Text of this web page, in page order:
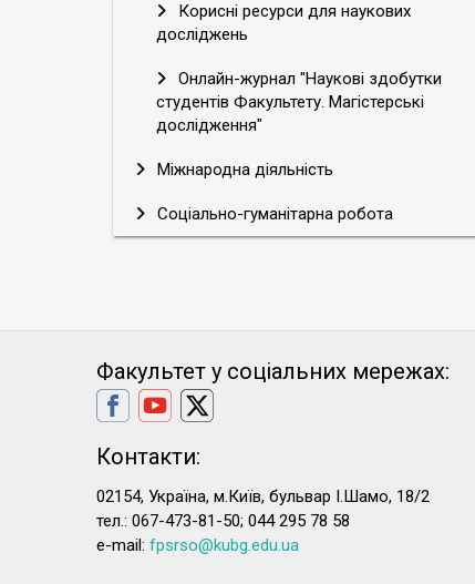
Корисні ресурси для наукових
досліджень
Онлайн-журнал "Наукові здобутки
студентів Факультету. Магістерські
дослідження"
Міжнародна діяльність
Соціально-гуманітарна робота
Факультет у соціальних мережах:
Контакти:
02154, Україна, м.Київ, бульвар І.Шамо, 18/2
тел.: 067-473-81-50; 044 295 78 58
e-mail: fpsrso@kubg.edu.ua